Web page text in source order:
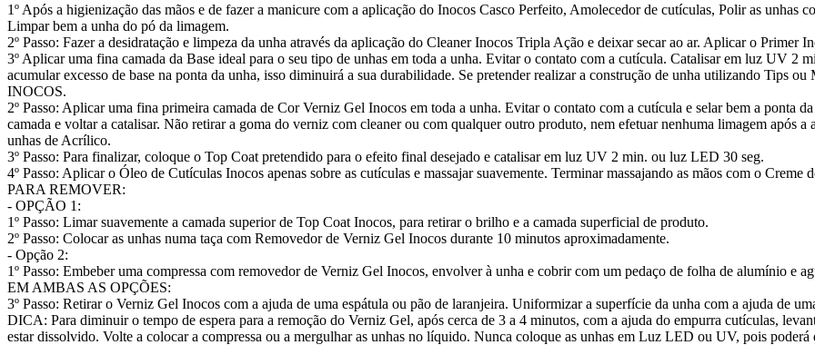
1º Após a higienização das mãos e de fazer a manicure com a aplicação do Inocos Casco Perfeito, Amolecedor de cutículas, Polir as
Limpar bem a unha do pó da limagem.
2º Passo: Fazer a desidratação e limpeza da unha através da aplicação do Cleaner Inocos Tripla Ação e deixar secar ao ar. Aplicar o Primer
3º Aplicar uma fina camada da Base ideal para o seu tipo de unhas em toda a unha. Evitar o contato com a cutícula. Catalisar em luz UV 2
acumular excesso de base na ponta da unha, isso diminuirá a sua durabilidade. Se pretender realizar a construção de unha utilizando Tips
INOCOS.
2º Passo: Aplicar uma fina primeira camada de Cor Verniz Gel Inocos em toda a unha. Evitar o contato com a cutícula e selar bem a
camada e voltar a catalisar. Não retirar a goma do verniz com cleaner ou com qualquer outro produto, nem efetuar nenhuma limagem após
unhas de Acrílico.
3º Passo: Para finalizar, coloque o Top Coat pretendido para o efeito final desejado e catalisar em luz UV 2 min. ou luz LED 30 seg.
4º Passo: Aplicar o Óleo de Cutículas Inocos apenas sobre as cutículas e massajar suavemente. Terminar massajando as mãos com o
PARA REMOVER:
- OPÇÃO 1:
1º Passo: Limar suavemente a camada superior de Top Coat Inocos, para retirar o brilho e a camada superficial de produto.
2º Passo: Colocar as unhas numa taça com Removedor de Verniz Gel Inocos durante 10 minutos aproximadamente.
- Opção 2:
1º Passo: Embeber uma compressa com removedor de Verniz Gel Inocos, envolver à unha e cobrir com um pedaço de folha de alumínio e
EM AMBAS AS OPÇÕES:
3º Passo: Retirar o Verniz Gel Inocos com a ajuda de uma espátula ou pão de laranjeira. Uniformizar a superfície da unha com a ajuda de
DICA: Para diminuir o tempo de espera para a remoção do Verniz Gel, após cerca de 3 a 4 minutos, com a ajuda do empurra cutículas,
estar dissolvido. Volte a colocar a compressa ou a mergulhar as unhas no líquido. Nunca coloque as unhas em Luz LED ou UV, pois poderá